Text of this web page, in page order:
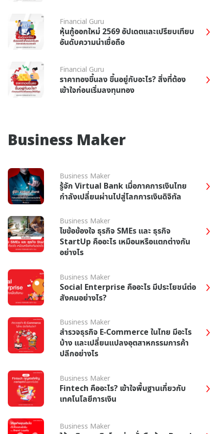
Financial Guru
หุ้นกู้ออกใหม่ 2569 อัปเดตและเปรียบเทียบ
อันดับความน่าเชื่อถือ
Financial Guru
ราคาทองขึ้นลง ขึ้นอยู่กับอะไร? สิ่งที่ต้อง
เข้าใจก่อนเริ่มลงทุนทอง
Business Maker
Business Maker
รู้จัก Virtual Bank เมื่อภาคการเงินไทย
กำลังเปลี่ยนผ่านไปสู่โลกการเงินดิจิทัล
Business Maker
ไขข้อข้องใจ ธุรกิจ SMEs และ ธุรกิจ
StartUp คืออะไร เหมือนหรือแตกต่างกัน
อย่างไร
Business Maker
Social Enterprise คืออะไร มีประโยชน์ต่อ
สังคมอย่างไร?
Business Maker
สำรวจธุรกิจ E-Commerce ในไทย มีอะไร
บ้าง และเปลี่ยนแปลงอุตสาหกรรมการค้า
ปลีกอย่างไร
Business Maker
Fintech คืออะไร? เข้าใจพื้นฐานเกี่ยวกับ
เทคโนโลยีการเงิน
Business Maker